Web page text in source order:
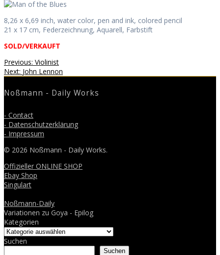
8,26 x 6,69 inch, water color, pen and ink, colored pencil
21 x 17 cm, Federzeichnung, Aquarell, Farbstift
SOLD/VERKAUFT
Beitragsnavigation
Previous: Previous
post:
Violinist
Next: Next
John Lennon
Noßmann - Daily Works
- Contact
- Datenschutzerklärung
- Impressum
© 2026 Noßmann - Daily Works.
Offizieller ONLINE SHOP
Ebay Shop
Singulart
Noßmann-Daily
Variationen zu Goya - Epilog
Kategorien
Suchen
Suchen